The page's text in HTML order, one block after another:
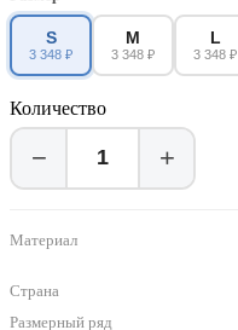
S
3 348 ₽
M
3 348 ₽
L
3 348 ₽
Количество
− +
Материал
Страна
Размерный ряд